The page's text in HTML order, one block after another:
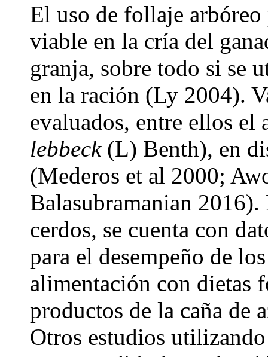
El uso de follaje arbóreo
viable en la cría del
granja, sobre todo si se
en la ración (Ly 2004).
evaluados, entre ellos el
lebbeck(L) Benth), en
(Mederos et al 2000;
Balasubramanian
cerdos, se cuenta con
para el desempeño de
alimentación con dietas
productos de la caña de
Otros estudios